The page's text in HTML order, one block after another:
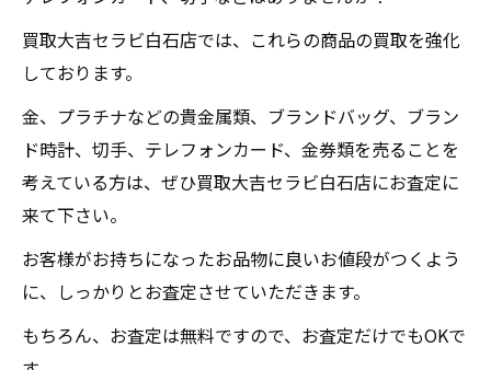
買取大吉セラビ白石店では、これらの商品の買取を強化
しております。
金、プラチナなどの貴金属類、ブランドバッグ、ブラン
ド時計、切手、テレフォンカード、金券類を売ることを
考えている方は、ぜひ買取大吉セラビ白石店にお査定に
来て下さい。
お客様がお持ちになったお品物に良いお値段がつくよう
に、しっかりとお査定させていただきます。
もちろん、お査定は無料ですので、お査定だけでもOKで